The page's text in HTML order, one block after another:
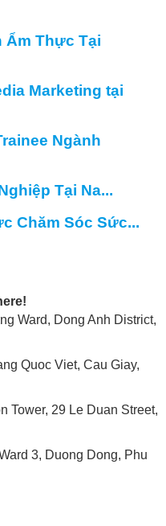
Ẩm Thực Tại
Marketing tại
Ngành
Tại Na...
Chăm Sóc Sức...
Ward, Dong Anh District,
Quoc Viet, Cau Giay,
Tower, 29 Le Duan Street,
3, Duong Dong, Phu